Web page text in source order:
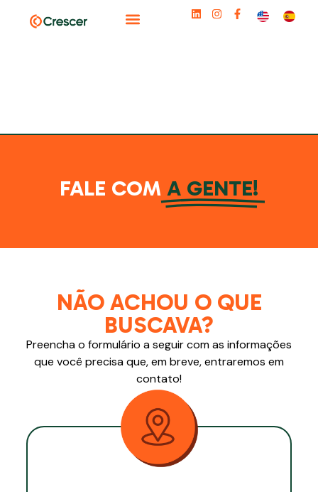
FALE COM A GENTE!
NÃO ACHOU O QUE
BUSCAVA?
Preencha o formulário a seguir com as informações
que você precisa que, em breve, entraremos em
contato!